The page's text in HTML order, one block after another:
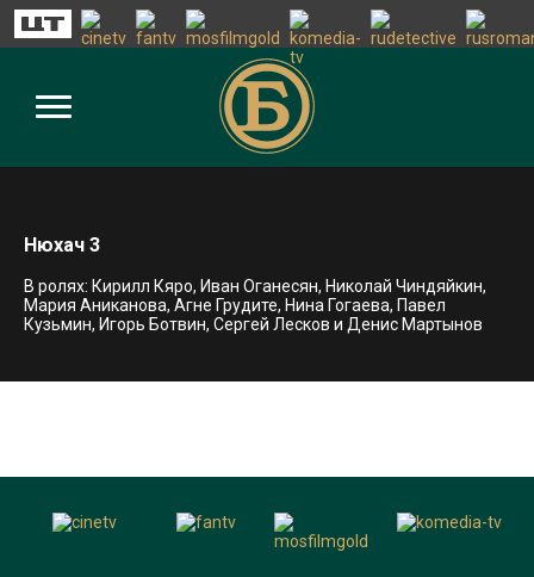
Нюхач 3
В ролях: Кирилл Кяро, Иван Оганесян, Николай Чиндяйкин,
Мария Аниканова, Агне Грудите, Нина Гогаева, Павел
Кузьмин, Игорь Ботвин, Сергей Лесков и Денис Мартынов